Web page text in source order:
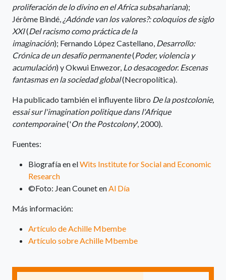
proliferación de lo divino en el Africa subsahariana);
Jérôme Bindé, ¿Adónde van los valores?: coloquios de siglo
XXI(Del racismo como práctica de la
imaginación); Fernando López Castellano, Desarrollo:
Crónica de un desafío permanente(Poder, violencia y
acumulación) y Okwui Enwezor, Lo desacogedor. Escenas
fantasmas en la sociedad global(Necropolítica).
Ha publicado también el influyente libro De la postcolonie,
essai sur l'imagination politique dans l'Afrique
contemporaine('On the Postcolony', 2000).
Fuentes:
Biografía en elWits Institute for Social and Economic
Research
©Foto: Jean Counet enAl Día
Más información:
Artículo de Achille Mbembe
Artículo sobre Achille Mbembe